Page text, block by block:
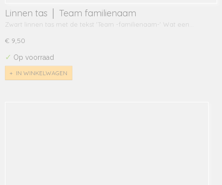
Linnen tas │ Team familienaam
Zwart linnen tas met de tekst 'Team -familienaam-' Wat een…
€ 9,50
✓ Op voorraad
IN WINKELWAGEN